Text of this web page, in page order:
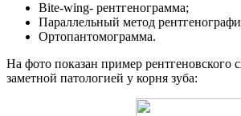
Bite-wing- рентгенограмма;
Параллельный метод
Ортопантомограмма.
На фото показан пример рентгеновского
заметной патологией у корня зуба: